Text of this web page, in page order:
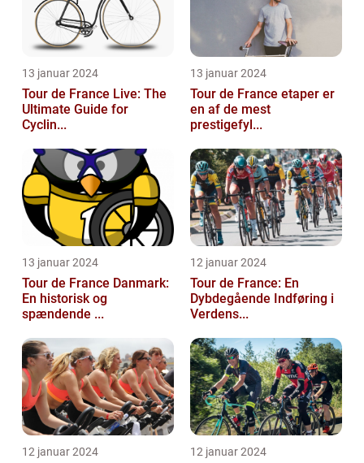
13 januar 2024
Tour de France Live: The
Ultimate Guide for
Cyclin...
13 januar 2024
Tour de France etaper er
en af de mest
prestigefyl...
13 januar 2024
Tour de France Danmark:
En historisk og
spændende ...
12 januar 2024
Tour de France: En
Dybdegående Indføring i
Verdens...
12 januar 2024 12 januar 2024